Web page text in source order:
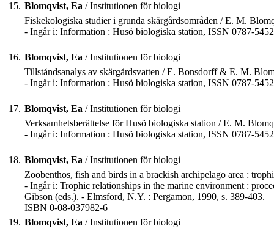
15. Blomqvist, Ea / Institutionen för biologi
Fiskekologiska studier i grunda skärgårdsområden / E. M.
- Ingår i: Information : Husö biologiska station, ISSN 0787-
16. Blomqvist, Ea / Institutionen för biologi
Tillståndsanalys av skärgårdsvatten / E. Bonsdorff & E. M.
- Ingår i: Information : Husö biologiska station, ISSN 0787-
17. Blomqvist, Ea / Institutionen för biologi
Verksamhetsberättelse för Husö biologiska station / E. M.
- Ingår i: Information : Husö biologiska station, ISSN 0787-
18. Blomqvist, Ea / Institutionen för biologi
Zoobenthos, fish and birds in a brackish archipelago area :
- Ingår i: Trophic relationships in the marine environment :
Gibson (eds.). - Elmsford, N.Y. : Pergamon, 1990, s. 389-403.
ISBN 0-08-037982-6
19. Blomqvist, Ea / Institutionen för biologi